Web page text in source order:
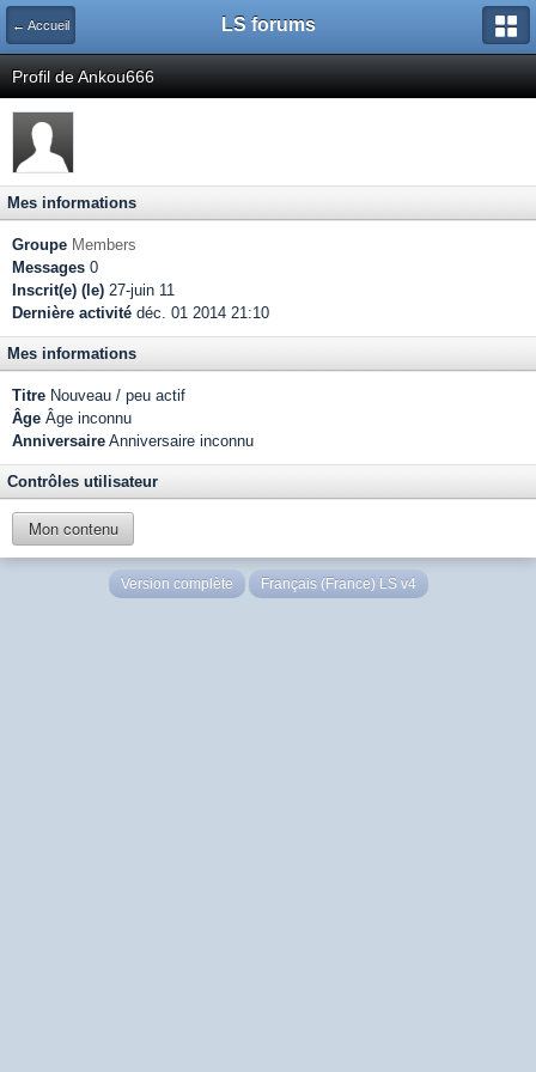
← Accueil LS forums
Profil de Ankou666
Mes informations
Groupe Members
Messages 0
Inscrit(e) (le) 27-juin 11
Dernière activité déc. 01 2014 21:10
Mes informations
Titre Nouveau / peu actif
Âge Âge inconnu
Anniversaire Anniversaire inconnu
Contrôles utilisateur
Mon contenu
Version complète Français (France) LS v4